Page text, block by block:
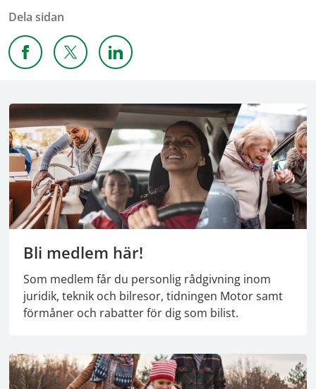
Dela sidan
Dela sidan på Facebook
Dela sidan på XDela sidan på Linkedin
Bli medlem här!
Som medlem får du personlig rådgivning inom
juridik, teknik och bilresor, tidningen Motor samt
förmåner och rabatter för dig som bilist.